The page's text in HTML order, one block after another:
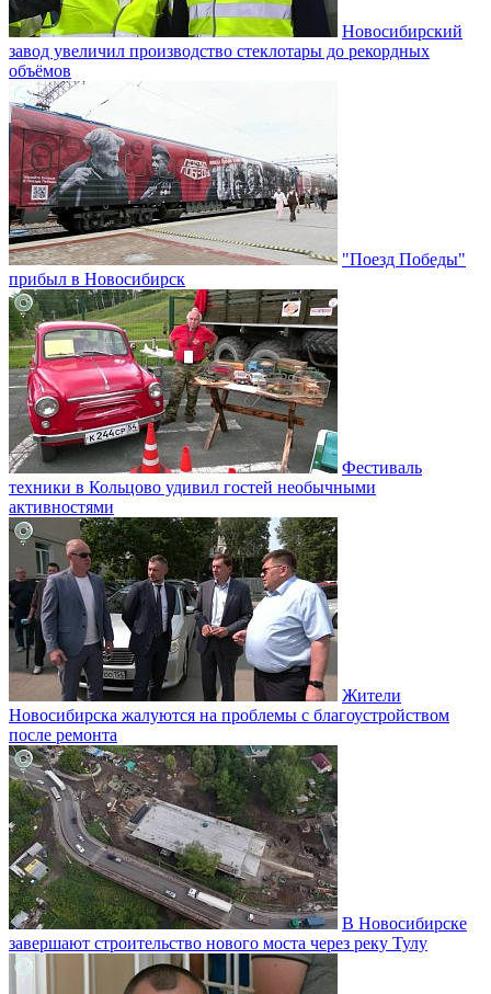
Новосибирский
завод увеличил производство стеклотары до рекордных
объёмов
"Поезд Победы"
прибыл в Новосибирск
Фестиваль
техники в Кольцово удивил гостей необычными
активностями
Жители
Новосибирска жалуются на проблемы с благоустройством
после ремонта
В Новосибирске
завершают строительство нового моста через реку Тулу